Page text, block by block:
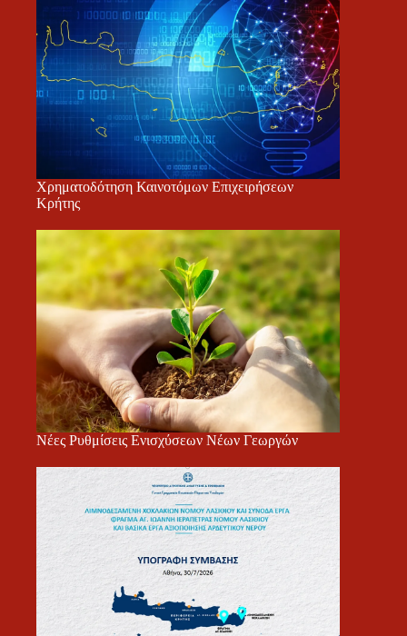
Χρηματοδότηση Καινοτόμων Επιχειρήσεων
Κρήτης
Νέες Ρυθμίσεις Ενισχύσεων Νέων Γεωργών